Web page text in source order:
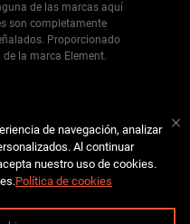
de navegación, analizar
Al continuar
nuestro uso de cookies.
Política de cookies
de las marcas aquí
son completamente
Proporcionado
la marca Element.